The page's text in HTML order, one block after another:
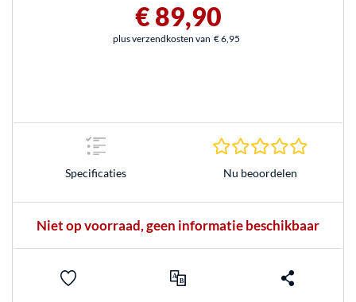
€ 89,90
plus verzendkosten van € 6,95
Specificaties Nu beoordelen
Niet op voorraad, geen informatie beschikbaar